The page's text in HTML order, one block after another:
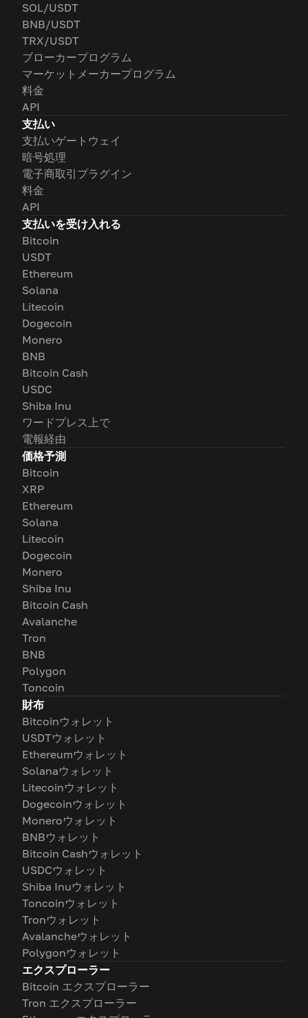
SOL/USDT
BNB/USDT
TRX/USDT
ブローカープログラム
マーケットメーカープログラム
料金
API
支払い
支払いゲートウェイ
暗号処理
電子商取引プラグイン
料金
API
支払いを受け入れる
Bitcoin
USDT
Ethereum
Solana
Litecoin
Dogecoin
Monero
BNB
Bitcoin Cash
USDC
Shiba Inu
ワードプレス上で
電報経由
価格予測
Bitcoin
XRP
Ethereum
Solana
Litecoin
Dogecoin
Monero
Shiba Inu
Bitcoin Cash
Avalanche
Tron
BNB
Polygon
Toncoin
財布
Bitcoinウォレット
USDTウォレット
Ethereumウォレット
Solanaウォレット
Litecoinウォレット
Dogecoinウォレット
Moneroウォレット
BNBウォレット
Bitcoin Cashウォレット
USDCウォレット
Shiba Inuウォレット
Toncoinウォレット
Tronウォレット
Avalancheウォレット
Polygonウォレット
エクスプローラー
Bitcoin エクスプローラー
Tron エクスプローラー